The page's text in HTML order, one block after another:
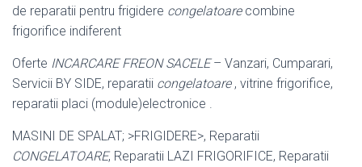
de reparatii pentru frigidere congelatoarecombine
frigorifice indiferent
Oferte INCARCARE FREON SACELE– Vanzari, Cumparari,
Servicii BY SIDE, reparatii congelatoare, vitrine frigorifice,
reparatii placi (module)electronice .
MASINI DE SPALAT; >FRIGIDERE>, Reparatii
CONGELATOARE, Reparatii LAZI FRIGORIFICE, Reparatii